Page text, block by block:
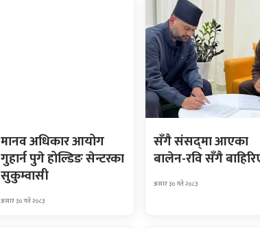
मानव अधिकार आयोग
गुहार्न पुगे होल्डिङ सेन्टरका
सुकुम्वासी
असार ३० गते २०८३
सँगै संसद्‌मा आएका
बालेन-रवि सँगै
असार ३० गते २०८३